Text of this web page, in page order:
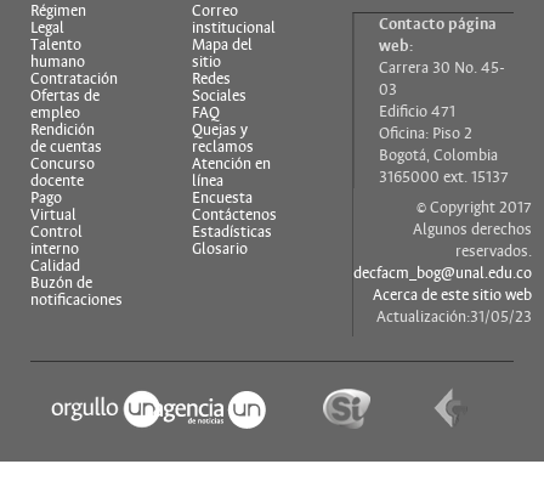
Por el cual se expide el Reglamento sobre Propiedad
Intelectual en la Universidad Nacional de Colombia
Resoluciones
Resolución 1053 de 2010 de Rectoría
Por la cual se establecen los lineamientos generales
que garanticen criterios de calidad académica y
editorial en los productos académicos publicados
por los centros editoriales de la Universidad
Nacional de Colombia
Resolución 1221 de 2014 de Rectoría
Por la cual establece la estructura interna de la
Vicerrectoría de Investigación y se determinan sus
funciones
Por la cual se define la estructura de citación del
productos académicos
Resolución 22 de 2015 de la Dirección Editorial
Régimen
Legal
Talento
humano
Contratación
Ofertas de
empleo
Rendición
de cuentas
Concurso
docente
Pago
Virtual
Control
interno
Calidad
Buzón de
notificaciones
Correo
institucional
Mapa del
sitio
Redes
Sociales
FAQ
Quejas y
reclamos
Atención en
línea
Encuesta
Contáctenos
Estadísticas
Glosario
Contacto página
web:
Carrera 30 No. 45-
03
Edificio 471
Oficina: Piso 2
Bogotá, Colombia
3165000 ext. 15137
© Copyright 2017
Algunos derechos
reservados.
decfacm_bog@unal.edu.co
Acerca de este sitio web
Actualización:31/05/23